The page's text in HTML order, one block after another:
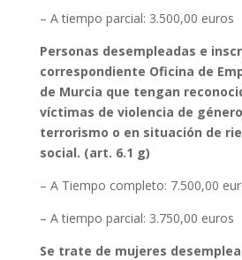
– A tiempo parcial: 3.500,00 euros
Personas desempleadas e
correspondiente Oficina de
de Murcia que tengan
víctimas de violencia de
terrorismo o en situación de
social. (art. 6.1 g)
– A Tiempo completo: 7.500,00
– A tiempo parcial: 3.750,00 euros
Se trate de mujeres